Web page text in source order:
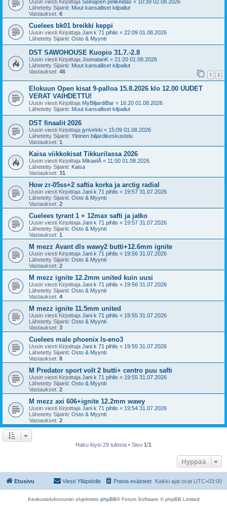
Uusin viesti Kirjoittaja Seinäjoen pelikeidas « 10:39 02.08.2026
Lähetetty Sijainti: Muut kansalliset kilpailut
Vastaukset: 6
Cuelees bk01 breikki keppi
Uusin viesti Kirjoittaja Jani k 71 pihlis « 22:09 01.08.2026
Lähetetty Sijainti: Osto & Myynti
DST SAWOHOUSE Kuopio 31.7.-2.8
Uusin viesti Kirjoittaja JoonatanK « 21:20 01.08.2026
Lähetetty Sijainti: Muut kansalliset kilpailut
Vastaukset: 46 1 2
Elokuun Open kisat 9-palloa 15.8.2026 klo 12.00 UUDET
VERAT VAIHDETTU!
Uusin viesti Kirjoittaja MyBiljardiBar « 16:20 01.08.2026
Lähetetty Sijainti: Muut kansalliset kilpailut
DST finaalit 2026
Uusin viesti Kirjoittaja jyrivirkki « 15:09 01.08.2026
Lähetetty Sijainti: Yleinen biljardikeskustelu
Vastaukset: 1
Kaisa viikkokisat Tikkurilassa 2026
Uusin viesti Kirjoittaja MikaelÅ « 11:00 01.08.2026
Lähetetty Sijainti: Kaisa
Vastaukset: 31
How zr-05ss+2 saftia korka ja arctig radial
Uusin viesti Kirjoittaja Jani k 71 pihlis « 19:57 31.07.2026
Lähetetty Sijainti: Osto & Myynti
Vastaukset: 2
Cuelees tyrant 1 + 12max safti ja jatko
Uusin viesti Kirjoittaja Jani k 71 pihlis « 19:57 31.07.2026
Lähetetty Sijainti: Osto & Myynti
Vastaukset: 1
M mezz Avant dls wawy2 butti+12.6mm ignite
Uusin viesti Kirjoittaja Jani k 71 pihlis « 19:56 31.07.2026
Lähetetty Sijainti: Osto & Myynti
Vastaukset: 2
M mezz ignite 12.2mm united kuin uusi
Uusin viesti Kirjoittaja Jani k 71 pihlis « 19:56 31.07.2026
Lähetetty Sijainti: Osto & Myynti
Vastaukset: 4
M mezz ignite 11.5mm united
Uusin viesti Kirjoittaja Jani k 71 pihlis « 19:55 31.07.2026
Lähetetty Sijainti: Osto & Myynti
Vastaukset: 3
Cuelees male phoenix ls-eno3
Uusin viesti Kirjoittaja Jani k 71 pihlis « 19:55 31.07.2026
Lähetetty Sijainti: Osto & Myynti
Vastaukset: 8
M Predator sport volt 2 butti+ centro puu safti
Uusin viesti Kirjoittaja Jani k 71 pihlis « 19:55 31.07.2026
Lähetetty Sijainti: Osto & Myynti
Vastaukset: 2
M mezz axi 606+ignite 12.2mm wawy
Uusin viesti Kirjoittaja Jani k 71 pihlis « 19:54 31.07.2026
Lähetetty Sijainti: Osto & Myynti
Vastaukset: 2
Haku löysi 29 tulosta • Sivu 1/1
Hyppää
Etusivu Kaikki ajat ovat UTC+03:00
Poista evästeet
Viesti Ylläpidolle
Keskustelufoorumin ohjelmisto phpBB® Forum Software © phpBB Limited